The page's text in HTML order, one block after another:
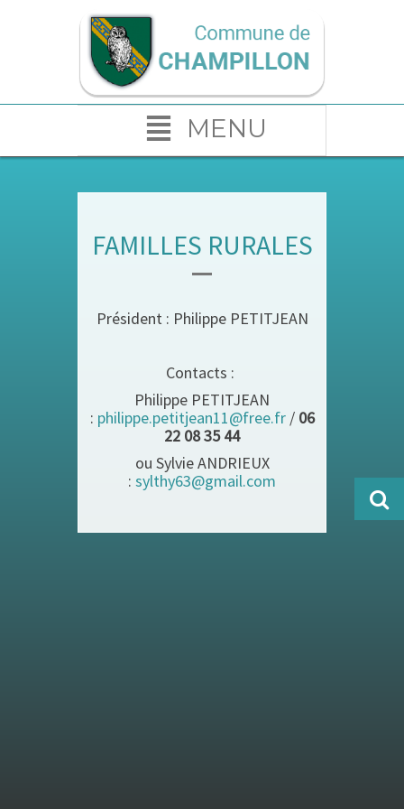
MENU
FAMILLES RURALES
Président : Philippe PETITJEAN
Contacts :
Philippe PETITJEAN
: philippe.petitjean11@free.fr/ 06
22 08 35 44
ou Sylvie ANDRIEUX
: sylthy63@gmail.com